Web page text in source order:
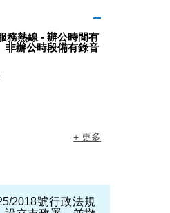
務熱線 - 辦公時間有
非辦公時段備有錄音
+ 更多
2018號行政法規